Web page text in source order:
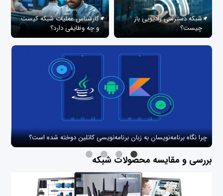
شبکه دسترسی رادیویی باز
چیست؟
کارشناس عملیات شبکه کیست
و چه وظایفی دارد؟
چرا نگاه برنامه‌نویسان به زبان برنامه‌نویسی کاتلین دوخته شده است؟
بررسی و مقایسه محصولات شبکه